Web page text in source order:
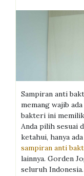
Sampiran anti
memang wajib
bakteri ini
Anda pilih sesuai
ketahui, hanya
sampiran anti
lainnya. Gorden
seluruh Indonesia.